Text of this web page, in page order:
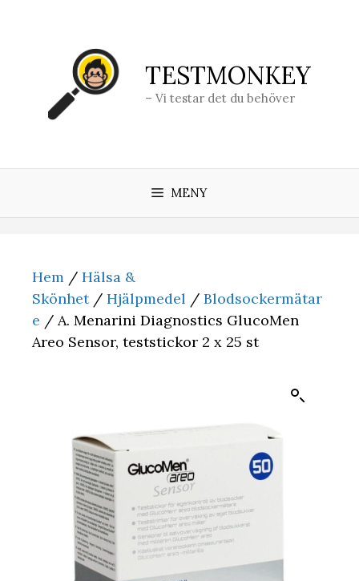
TESTMONKEY
– Vi testar det du behöver
MENY
Hem / Hälsa &
Skönhet/ Hjälpmedel / Blodsockermätar
e / A. Menarini Diagnostics GlucoMen
Areo Sensor, teststickor 2 x 25 st